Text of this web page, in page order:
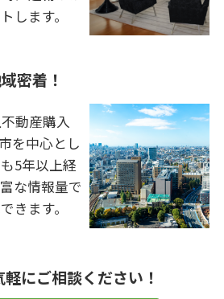
します。
密着！
動産購入
を中心とし
5年以上経
な情報量で
きます。
にご相談ください！